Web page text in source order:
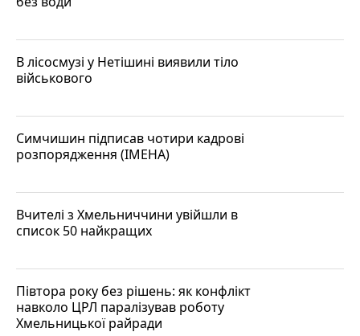
В лісосмузі у Нетішині виявили тіло
військового
Симчишин підписав чотири кадрові
розпорядження (ІМЕНА)
Вчителі з Хмельниччини увійшли в
список 50 найкращих
Півтора року без рішень: як конфлікт
навколо ЦРЛ паралізував роботу
Хмельницької райради